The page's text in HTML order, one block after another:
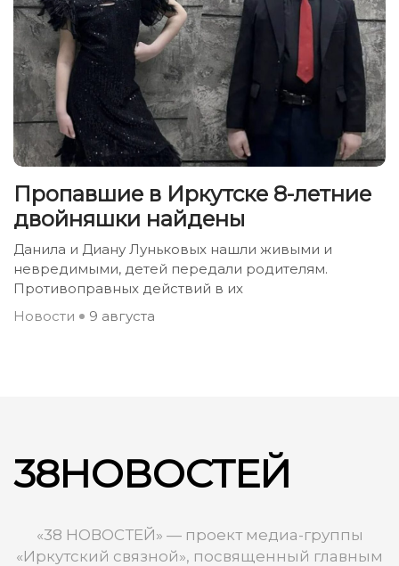
Пропавшие в Иркутске 8-летние
двойняшки найдены
Данила и Диану Луньковых нашли живыми и
невредимыми, детей передали родителям.
Противоправных действий в их
Новости
9 августа
38НОВОСТЕЙ
«38 НОВОСТЕЙ» — проект медиа-группы
«Иркутский связной», посвященный главным